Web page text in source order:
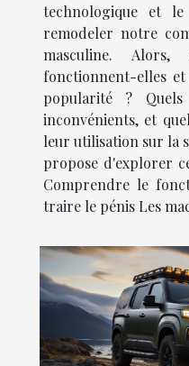
technologique et
remodeler notre
masculine. Alors,
fonctionnent-elles
popularité ?
inconvénients, et
leur utilisation sur la
propose d'explorer
Comprendre le
traire le pénis Les